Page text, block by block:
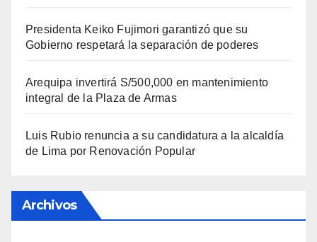
Presidenta Keiko Fujimori garantizó que su
Gobierno respetará la separación de poderes
Arequipa invertirá S/500,000 en mantenimiento
integral de la Plaza de Armas
Luis Rubio renuncia a su candidatura a la alcaldía
de Lima por Renovación Popular
Archivos